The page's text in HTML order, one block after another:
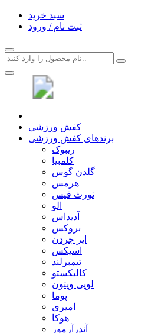
سبد خرید
ثبت نام / ورود
کفش ورزشی
برندهای کفش ورزشی
ریبوک
کلمبیا
گلدن گوس
هرمس
نورث فیس
الو
آدیداس
بروکس
ایر جردن
اسیکس
تیمبرلند
کالیکستو
لویی ویتون
پوما
امیری
هوکا
آندرآرمور